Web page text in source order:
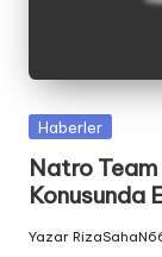
Posted
Haberler
Natro Team
Konusunda
Posted
Yazar